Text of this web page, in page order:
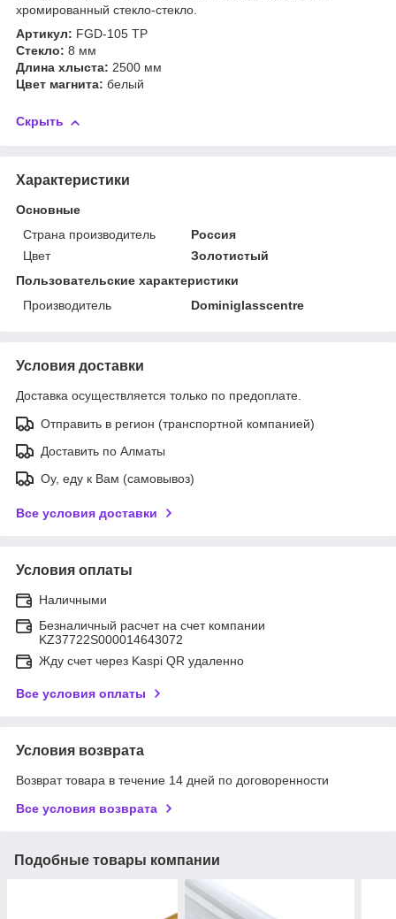
хромированный стекло-стекло.
Артикул: FGD-105 TP
Стекло: 8 мм
Длина хлыста: 2500 мм
Цвет магнита: белый
Скрыть
Характеристики
Основные
Страна производитель
Россия
Цвет
Золотистый
Пользовательские характеристики
Производитель
Dominiglasscentre
Условия доставки
Доставка осуществляется только по предоплате.
Отправить в регион (транспортной компанией)
Доставить по Алматы
Оу, еду к Вам (самовывоз)
Все условия доставки
Условия оплаты
Наличными
Безналичный расчет на счет компании
KZ37722S000014643072
Жду счет через Kaspi QR удаленно
Все условия оплаты
Условия возврата
Возврат товара в течение 14 дней по договоренности
Все условия возврата
Подобные товары компании